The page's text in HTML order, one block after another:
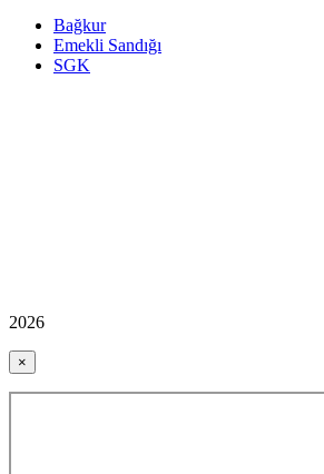
Bağkur
Emekli Sandığı
SGK
2026
×